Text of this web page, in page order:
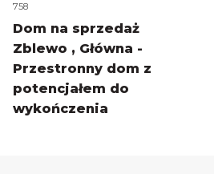
758
Dom na sprzedaż
Zblewo , Główna -
Przestronny dom z
potencjałem do
wykończenia